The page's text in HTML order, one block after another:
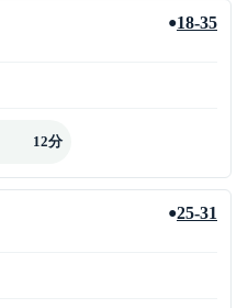
●18-35
12分
●25-31